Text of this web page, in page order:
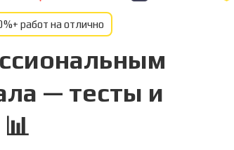
работ на отлично
— тесты и